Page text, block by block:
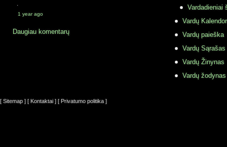
·
1 year ago
Daugiau komentarų
Vardadieniai
Vardų
Vardų paieška
Vardų Sąrašas
Vardų Žinynas
Vardų
[ Sitemap ] [ Kontaktai ] [ Privatumo politika ]